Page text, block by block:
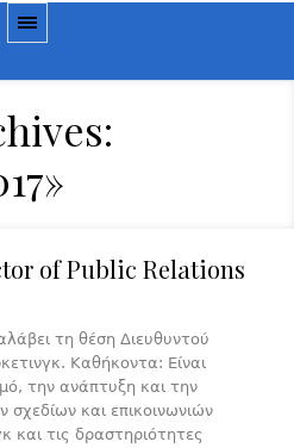
of Public Relations
τη θέση Διευθυντού
Καθήκοντα: Είναι
την ανάπτυξη και την
και επικοινωνιών
και τις δραστηριότητες